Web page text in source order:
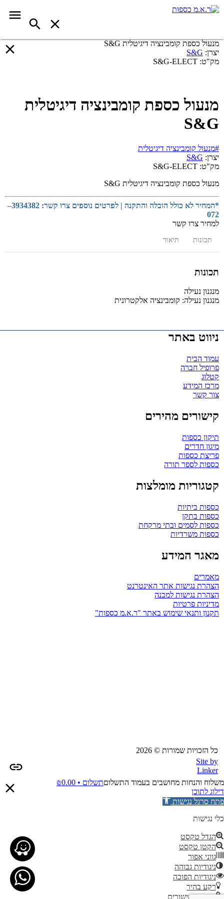
מנעול כספת קומבינציה דיגיטלית S&G
יצרן: S&G
מק"ט: S&G-ELECT
מנעול כספת קומבינציה דיגיטלית
S&G
#מנעול קומבינציה דיגיטלית
יצרן: S&G
מק"ט: S&G-ELECT
מנעול כספת קומבינציה דיגיטלית S&G
*המחיר לא כולל הובלה והתקנה | לפרטים נוספים צרו קשר: 3934382–
072
למחיר צרו קשר
תכונות תיאור
תכונות
מנגנון נעילה
מנגנון נעילה: קומבינציה אלקטרונית
ניווט באתר
עמוד הבית
פרופיל חברה
קטלוג
מרכז המידע
צור קשר
קישורים מהירים
תיקון כספות
מיגון חדרים
פריצת כספות
כספות לספר תורה
קטגוריות מומלצות
כספות ביתיות
כספות בתקן
כספות לסמים ובתי מרקחת
כספות משרדיות
מאגר המידע
מאמרים
הצהרת נגישות אתר האינטרנט
הצהרת נגישות למבנה
מדיניות פרטיות
תקנון ותנאי שימוש באתר "ר.א.מ כספות"
כל הזכויות שמורות © 2026
Site by
Linker
משלוח והנחות מחושבים בעמוד התשלוםתשלום • ₪0.00
דילוג לתוכן
פתח סרגל נגישות
כלי נגישות
הגדל טקסט
הקטן טקסט
גווני אפור
ניגודיות גבוהה
ניגודיות הפוכה
רקע בהיר
הדגשת קישורים